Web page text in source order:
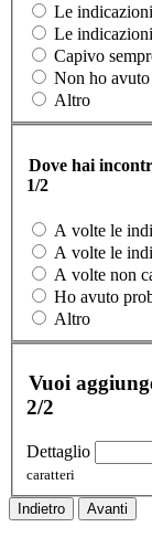
Le
Le
Capivo
Non ho
Altro
Dove hai
1/2
A volte le
A volte le
A volte non
Ho avuto
Altro
Vuoi
2/2
Dettaglio
caratteri
Indietro Avanti